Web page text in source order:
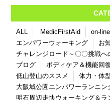
ALL MedicFirstAid on-
エンパワーウォーキング
お
チャレンジロード～〇〇挑戦へ
ブログ
ボディケア＆機能回
低山登山のススメ
体力・体
大阪城公園エンパワーランニン
明石周辺走快ウォーキング＆ラ